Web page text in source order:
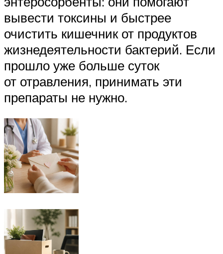
вывести токсины и быстрее
очистить кишечник от продуктов
жизнедеятельности бактерий. Если
прошло уже больше суток
от отравления, принимать эти
препараты не нужно.